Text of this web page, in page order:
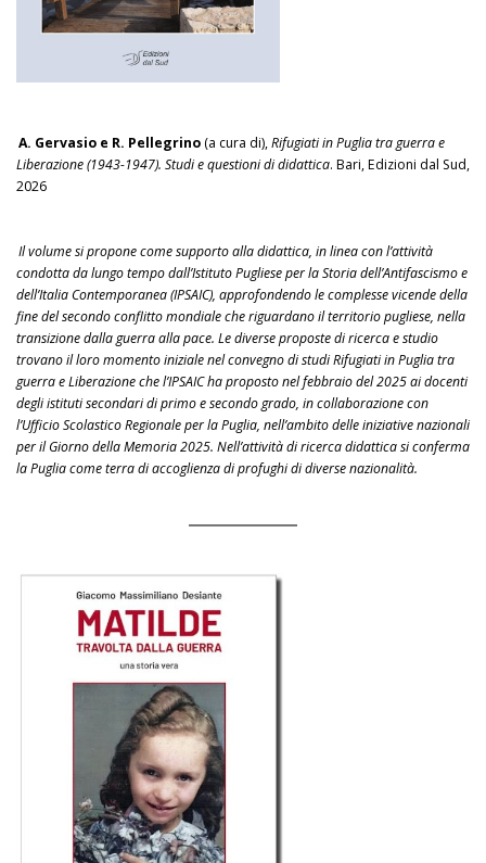
A. Gervasio e R. Pellegrino (a cura di),Rifugiati in Puglia tra guerra e
Liberazione (1943-1947). Studi e questioni di didattica. Bari, Edizioni dal Sud,
2026
Il volume si propone come supporto alla didattica, in linea con l’attività
condotta da lungo tempo dall’Istituto Pugliese per la Storia dell’Antifascismo e
dell’Italia Contemporanea (IPSAIC), approfondendo le complesse vicende della
fine del secondo conflitto mondiale che riguardano il territorio pugliese, nella
transizione dalla guerra alla pace. Le diverse proposte di ricerca e studio
trovano il loro momento iniziale nel convegno di studi Rifugiati in Puglia tra
guerra e Liberazione che l’IPSAIC ha proposto nel febbraio del 2025 ai docenti
degli istituti secondari di primo e secondo grado, in collaborazione con
l’Ufficio Scolastico Regionale per la Puglia, nell’ambito delle iniziative nazionali
per il Giorno della Memoria 2025. Nell’attività di ricerca didattica si conferma
la Puglia come terra di accoglienza di profughi di diverse nazionalità.